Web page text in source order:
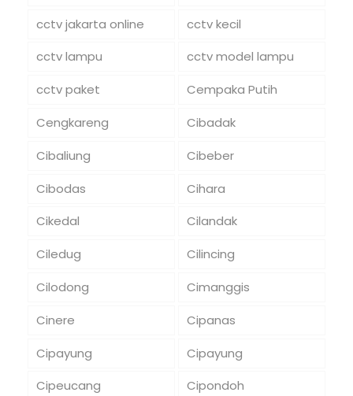
cctv jakarta online
cctv kecil
cctv lampu
cctv model lampu
cctv paket
Cempaka Putih
Cengkareng
Cibadak
Cibaliung
Cibeber
Cibodas
Cihara
Cikedal
Cilandak
Ciledug
Cilincing
Cilodong
Cimanggis
Cinere
Cipanas
Cipayung
Cipayung
Cipeucang
Cipondoh